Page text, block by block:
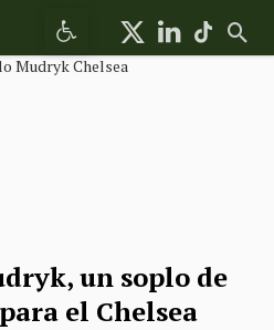
Abrir barra de herramientas
un soplo de
el Chelsea